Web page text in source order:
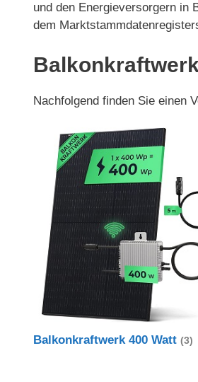
und den Energieversorgern in
dem
Nachfolgend finden Sie einen
Balkonkraftwerk 400 Watt (3)